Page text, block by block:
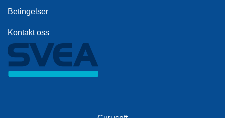
Betingelser
Kontakt oss